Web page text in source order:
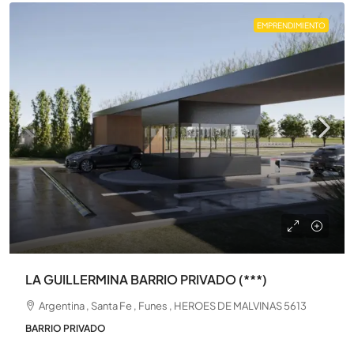
EMPRENDIMIENTO
LA GUILLERMINA BARRIO PRIVADO (***)
Argentina , Santa Fe , Funes , HEROES DE MALVINAS 5613
BARRIO PRIVADO